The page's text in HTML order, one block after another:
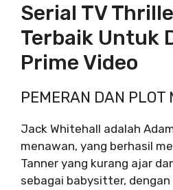
Serial TV
Terbaik Untuk
Prime Video
PEMERAN DAN PLOT
Jack Whitehall adalah
menawan, yang berhasil
Tanner yang kurang ajar
sebagai babysitter,